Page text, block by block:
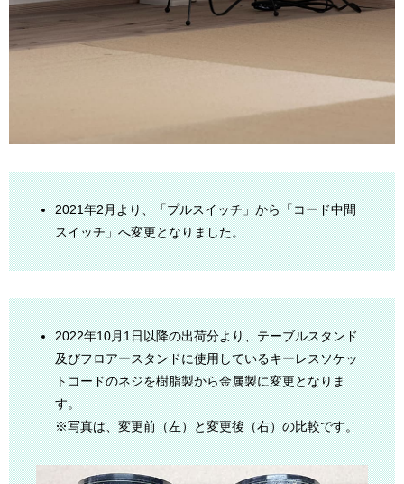
2021年2月より、「プルスイッチ」から「コード中間
スイッチ」へ変更となりました。
2022年10月1日以降の出荷分より、テーブルスタンド
及びフロアースタンドに使用しているキーレスソケッ
トコードのネジを樹脂製から金属製に変更となりま
す。
※写真は、変更前（左）と変更後（右）の比較です。